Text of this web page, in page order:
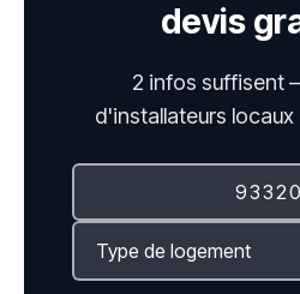
devis
2 infos suffisent
d'installateurs